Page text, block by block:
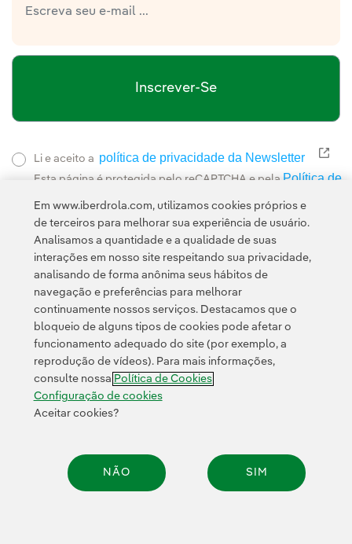
Inscrever-Se
Li e aceito a política de privacidade da Newsletter Link
Esta página é protegida pelo reCAPTCHA e pela Política de
e pela
Política de Privacidade Informação legal
Transparência no uso da IA Política de cookies Configuração de cookies
Acessibilidade Canal de denúncias
© 2026 Iberdrola, S.A. Todos os direitos reservados.
Em www.iberdrola.com, utilizamos cookies próprios e
de terceiros para melhorar sua experiência de usuário.
Analisamos a quantidade e a qualidade de suas
interações em nosso site respeitando sua privacidade,
analisando de forma anônima seus hábitos de
navegação e preferências para melhorar
continuamente nossos serviços. Destacamos que o
bloqueio de alguns tipos de cookies pode afetar o
funcionamento adequado do site (por exemplo, a
reprodução de vídeos). Para mais informações,
consulte nossa Política de Cookies
Configuração de cookies
Aceitar cookies?
NÃO SIM